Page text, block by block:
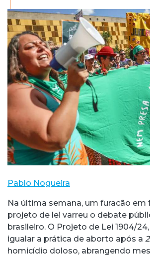
Pablo Nogueira
Na última semana, um furacão em
projeto de lei varreu o debate
brasileiro. O Projeto de Lei 1904/
igualar a prática de aborto após a
homicídio doloso, abrangendo